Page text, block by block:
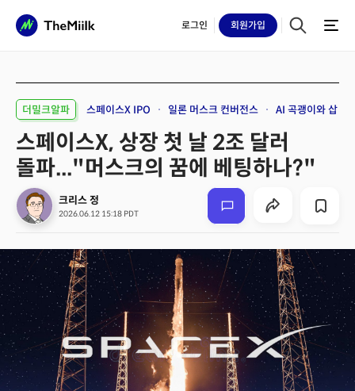
로그인 회원가입
더밀크알파 스페이스X IPO 일론 머스크 컨버전스 AI 곡괭이와 삽
스페이스X, 상장 첫 날 2조 달러
돌파..."머스크의 꿈에 베팅하나?"
크리스 정
2026.06.12 15:18 PDT